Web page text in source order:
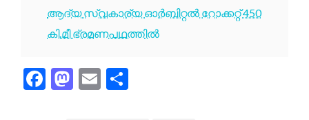
ആദ്യ സ്വകാര്യ ഓർബിറ്റൽ റോക്കറ്റ് 450
കി.മീ ഭ്രമണപഥത്തിൽ
Facebook
Mastodon
Email